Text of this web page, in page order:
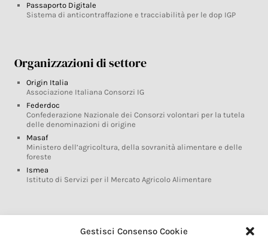
Gestisci Consenso Cookie
Passaporto Digitale
Sistema di anticontraffazione e tracciabilità per le dop IGP
Organizzazioni di settore
Origin Italia
Associazione Italiana Consorzi IG
Federdoc
Confederazione Nazionale dei Consorzi volontari per la tutela
delle denominazioni di origine
Masaf
Ministero dell’agricoltura, della sovranità alimentare e delle
foreste
Ismea
Istituto di Servizi per il Mercato Agricolo Alimentare
Glossario DOP IGP